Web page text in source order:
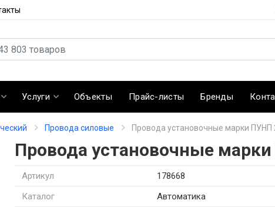
Услуги Объекты Прайс-листы Бренды
Провода силовые Провода установочные марки ПУНП
Провода установочные
Артикул
178668
Каталог
Автоматика